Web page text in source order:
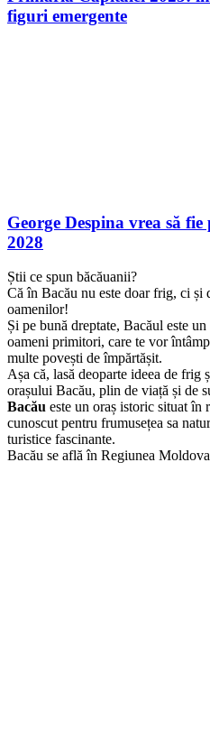
George Despina vrea să
2028
Știi ce spun băcăuanii?
Că în Bacău nu este doar frig, ci și
oamenilor!
Și pe bună dreptate, Bacăul este
oameni primitori, care te vor
multe povești de împărtășit.
Așa că, lasă deoparte ideea de frig
orașului Bacău, plin de viață și de
Bacău este un oraș istoric situat în